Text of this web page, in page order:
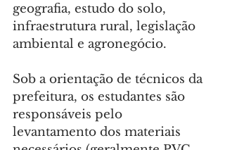
geografia, estudo do solo,
infraestrutura rural, legislação
ambiental e agronegócio.
Sob a orientação de técnicos da
prefeitura, os estudantes são
responsáveis pelo
levantamento dos materiais